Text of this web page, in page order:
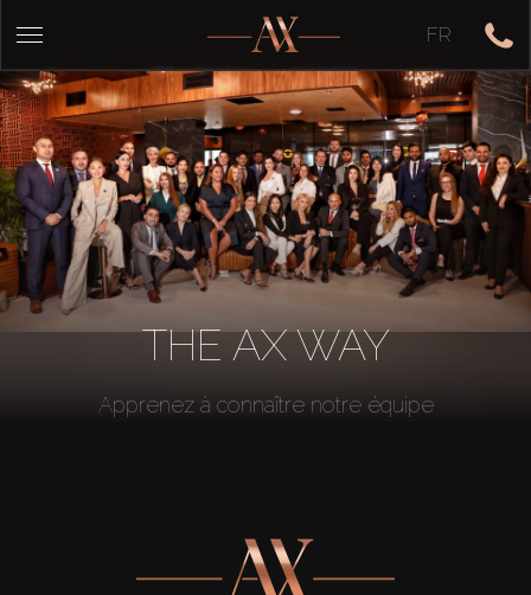
FR
THE AX WAY
Apprenez à connaître notre équipe